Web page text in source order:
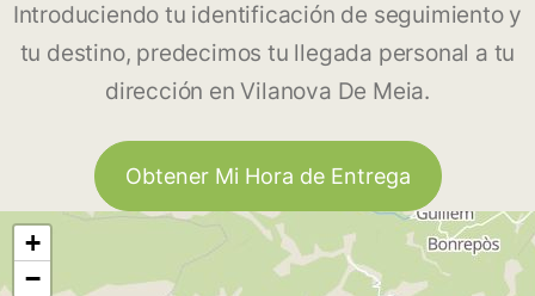
Introduciendo tu identificación de seguimiento y
tu destino, predecimos tu llegada personal a tu
dirección en Vilanova De Meia.
Obtener Mi Hora de Entrega
+
−